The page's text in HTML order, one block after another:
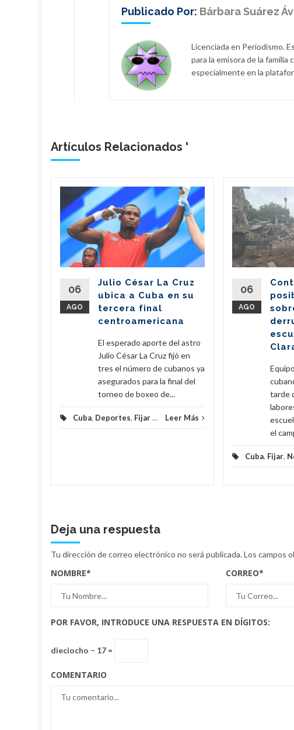
Publicado Por: Bárbara Suárez
Licenciada en Periodismo.
para la emisora de la familia
especialmente en la
Artículos Relacionados '
06
AGO
Julio César La Cruz
ubica a Cuba en su
tercera final
centroamericana
El esperado aporte del astro
Julio César La Cruz fijó en
tres el número de cubanos ya
asegurados para la final del
torneo de boxeo de...
Cuba, Deportes, Fijar... Leer Más
06
AGO
tarde
el
Cuba, Fijar,
Deja una respuesta
Tu dirección de correo electrónico no será publicada.Los campos
NOMBRE* CORREO*
POR FAVOR, INTRODUCE UNA RESPUESTA EN DÍGITOS:
dieciocho − 17 =
COMENTARIO